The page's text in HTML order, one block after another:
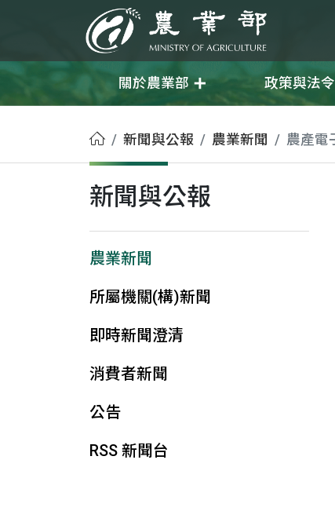
農業部
關於農業部 政策與法令
首頁新聞與公報 農業新聞 農產電
新聞與公報
農業新聞
所屬機關(構)新聞
即時新聞澄清
消費者新聞
公告
RSS 新聞台